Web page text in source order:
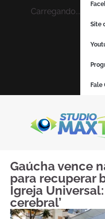
Carregando...
Site
Fale
Gaúcha vence
para recuperar
Igreja
cerebral’